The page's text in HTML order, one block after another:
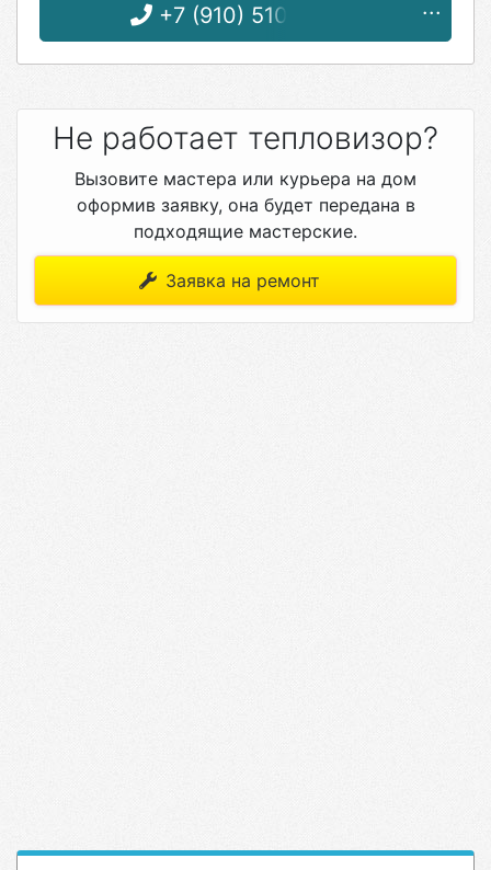
+7 (910) 510-29-04
Не работает тепловизор?
Вызовите мастера или курьера на дом
оформив заявку, она будет передана в
подходящие мастерские.
Заявка на ремонт